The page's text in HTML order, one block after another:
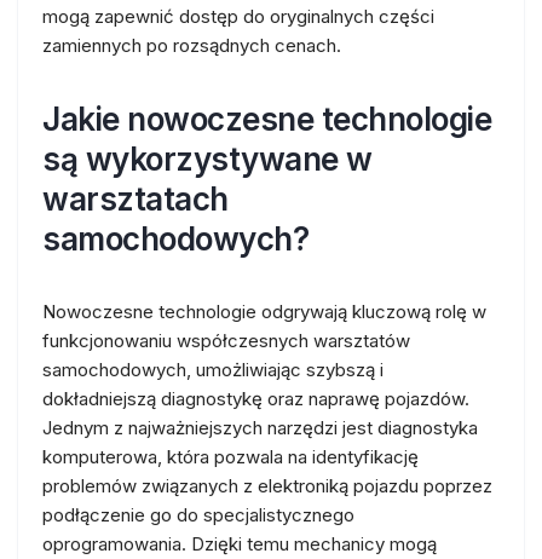
mogą zapewnić dostęp do oryginalnych części
zamiennych po rozsądnych cenach.
Jakie nowoczesne technologie
są wykorzystywane w
warsztatach
samochodowych?
Nowoczesne technologie odgrywają kluczową rolę w
funkcjonowaniu współczesnych warsztatów
samochodowych, umożliwiając szybszą i
dokładniejszą diagnostykę oraz naprawę pojazdów.
Jednym z najważniejszych narzędzi jest diagnostyka
komputerowa, która pozwala na identyfikację
problemów związanych z elektroniką pojazdu poprzez
podłączenie go do specjalistycznego
oprogramowania. Dzięki temu mechanicy mogą